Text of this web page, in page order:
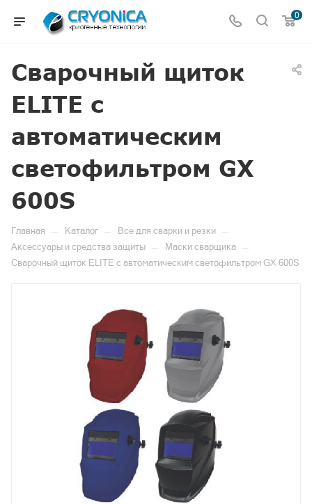
0
Сварочный щиток
ELITE с
автоматическим
светофильтром GX
600S
Главная — Каталог — Все для сварки и резки —
Аксессуары и средства защиты — Маски сварщика —
Сварочный щиток ELITE с автоматическим светофильтром GX 600S